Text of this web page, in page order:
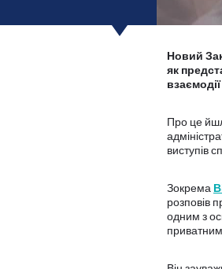
Новий
як
Про це
виступів
Зокрема
розповів
одним з